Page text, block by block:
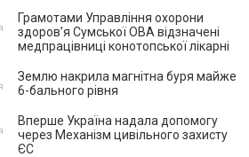
Грамотами Управління охорони
здоров’я Сумської ОВА відзначені
медпрацівниці конотопської лікарні
Землю накрила магнітна буря майже
6-бального рівня
Вперше Україна надала допомогу
через Механізм цивільного захисту
ЄС